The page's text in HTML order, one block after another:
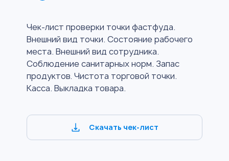
Чек-лист проверки точки фастфуда.
Внешний вид точки. Состояние рабочего
места. Внешний вид сотрудника.
Соблюдение санитарных норм. Запас
продуктов. Чистота торговой точки.
Касса. Выкладка товара.
Скачать чек-лист